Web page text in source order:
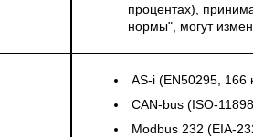
процентах),
нормы", могут
AS-i (EN50295, 166
CAN-bus (ISO-
Modbus 232 (EIA-